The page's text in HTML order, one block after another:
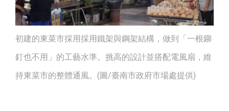
初建的東菜市採用採用鐵架與鋼架結構，做到「一根鉚
釘也不用」的工藝水準。挑高的設計並搭配電風扇，維
持東菜市的整體通風。(圖/臺南市政府市場處提供)